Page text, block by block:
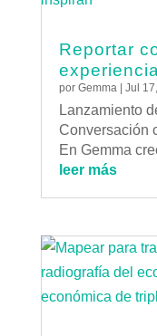
Reportar
por Gemma| Jul
Lanzamiento
Conversación
En Gemma
leer más